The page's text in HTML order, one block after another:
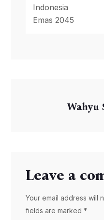
Wahyu
Leave a
Your email address will
fields are marked *